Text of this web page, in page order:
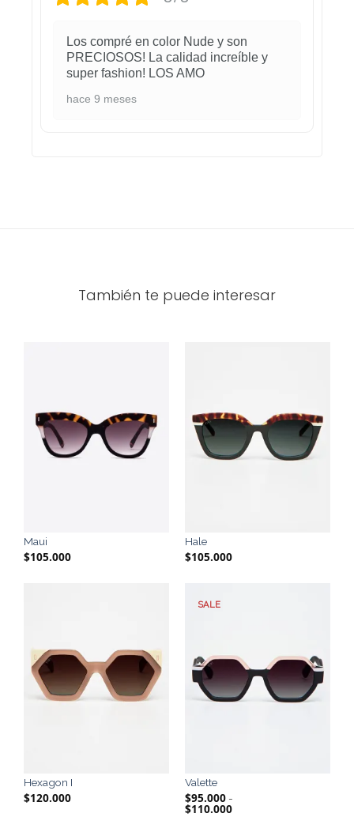
Los compré en color Nude y son
PRECIOSOS! La calidad increíble y
super fashion! LOS AMO
hace 9 meses
También te puede interesar
Maui
$105.000
Hale
$105.000
Hexagon I
$120.000
SALE
Valette
$95.000 -
$110.000Rango